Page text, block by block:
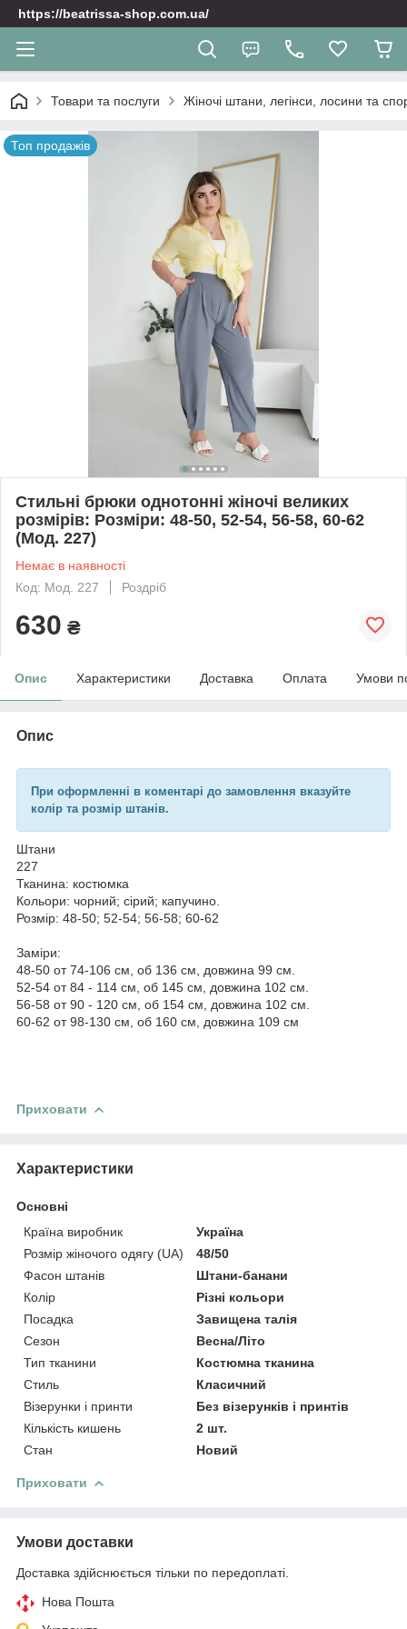
https://beatrissa-shop.com.ua/
Товари та послуги Жіночі штани, легінси, лосини та
Топ продажів
Стильні брюки однотонні жіночі великих
розмірів: Розміри: 48-50, 52-54, 56-58, 60-62
(Мод. 227)
Немає в наявності
Код: Мод. 227
Роздріб
630 ₴
Опис Характеристики Доставка Оплата Умови
Опис
При оформленні в коментарі до замовлення вказуйте
колір та розмір штанів.
Штани
227
Тканина: костюмка
Кольори: чорний; сірий; капучино.
Розмір: 48-50; 52-54; 56-58; 60-62
Заміри:
48-50 от 74-106 см, об 136 см, довжина 99 см.
52-54 от 84 - 114 см, об 145 см, довжина 102 см.
56-58 от 90 - 120 см, об 154 см, довжина 102 см.
60-62 от 98-130 см, об 160 см, довжина 109 см
Приховати
Характеристики
Основні
Країна виробник
Україна
Розмір жіночого одягу (UA)
48/50
Фасон штанів
Штани-банани
Колір
Різні кольори
Посадка
Завищена талія
Сезон
Весна/Літо
Тип тканини
Костюмна тканина
Стиль
Класичний
Візерунки і принти
Без візерунків і принтів
Кількість кишень
2 шт.
Стан
Новий
Приховати
Умови доставки
Доставка здійснюється тільки по передоплаті.
Нова Пошта